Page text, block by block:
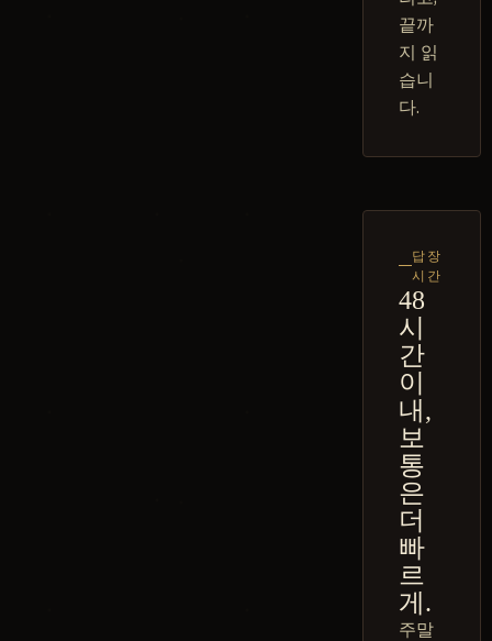
끝까
지 읽
습니
다.
답장
시간
48
시
간
이
내,
보
통
은
더
빠
르
게.
주말